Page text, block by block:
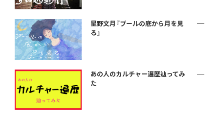
星野文月『プールの底から月を見
る』
あの人のカルチャー遍歴辿ってみ
た